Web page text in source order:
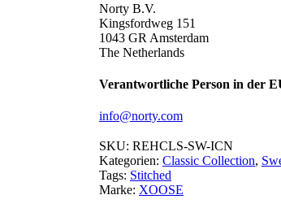
Norty B.V.
Kingsfordweg 151
1043 GR Amsterdam
The Netherlands
Verantwortliche Person in der
info@norty.com
SKU: REHCLS-SW-ICN
Kategorien: Classic Collection,
Tags: Stitched
Marke: XOOSE